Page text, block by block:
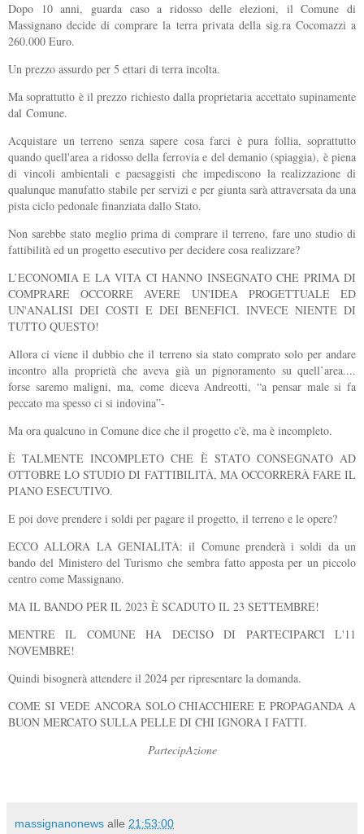
Dopo 10 anni, guarda caso a ridosso delle elezioni, il Comune di
Massignano decide di comprare la terra privata della sig.ra Cocomazzi a
260.000 Euro.
Un prezzo assurdo per 5 ettari di terra incolta.
Ma soprattutto è il prezzo richiesto dalla proprietaria accettato supinamente
dal Comune.
Acquistare un terreno senza sapere cosa farci è pura follia, soprattutto
quando quell'area a ridosso della ferrovia e del demanio (spiaggia), è piena
di vincoli ambientali e paesaggisti che impediscono la realizzazione di
qualunque manufatto stabile per servizi e per giunta sarà attraversata da una
pista ciclo pedonale finanziata dallo Stato.
Non sarebbe stato meglio prima di comprare il terreno, fare uno studio di
fattibilità ed un progetto esecutivo per decidere cosa realizzare?
L’ECONOMIA E LA VITA CI HANNO INSEGNATO CHE PRIMA DI
COMPRARE OCCORRE AVERE UN'IDEA PROGETTUALE ED
UN'ANALISI DEI COSTI E DEI BENEFICI. INVECE NIENTE DI
TUTTO QUESTO!
Allora ci viene il dubbio che il terreno sia stato comprato solo per andare
incontro alla proprietà che aveva già un pignoramento su quell’area....
forse saremo maligni, ma, come diceva Andreotti, “a pensar male si fa
peccato ma spesso ci si indovina”-
Ma ora qualcuno in Comune dice che il progetto c'è, ma è incompleto.
È TALMENTE INCOMPLETO CHE È STATO CONSEGNATO AD
OTTOBRE LO STUDIO DI FATTIBILITÀ, MA OCCORRERÀ FARE IL
PIANO ESECUTIVO.
E poi dove prendere i soldi per pagare il progetto, il terreno e le opere?
ECCO ALLORA LA GENIALITÀ: il Comune prenderà i soldi da un
bando del Ministero del Turismo che sembra fatto apposta per un piccolo
centro come Massignano.
MA IL BANDO PER IL 2023 È SCADUTO IL 23 SETTEMBRE!
MENTRE IL COMUNE HA DECISO DI PARTECIPARCI L'11
NOVEMBRE!
Quindi bisognerà attendere il 2024 per ripresentare la domanda.
COME SI VEDE ANCORA SOLO CHIACCHIERE E PROPAGANDA A
BUON MERCATO SULLA PELLE DI CHI IGNORA I FATTI.
PartecipAzione
massignanonews alle 21:53:00